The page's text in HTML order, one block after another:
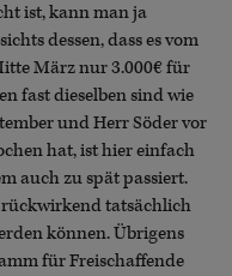
ist, kann man ja
dessen, dass es vom
März nur 3.000€ für
fast dieselben sind wie
und Herr Söder vor
hat, ist hier einfach
auch zu spät passiert.
tatsächlich
können. Übrigens
für Freischaffende